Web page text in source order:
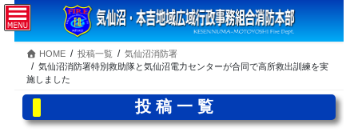
コ
ン
テ
ナ
ビ
ゲ
HOME 投稿一覧
気仙沼消防署
気仙沼消防署特別救助隊と気仙沼電力センターが合同で高所救出訓練を実
施しました
投稿一覧